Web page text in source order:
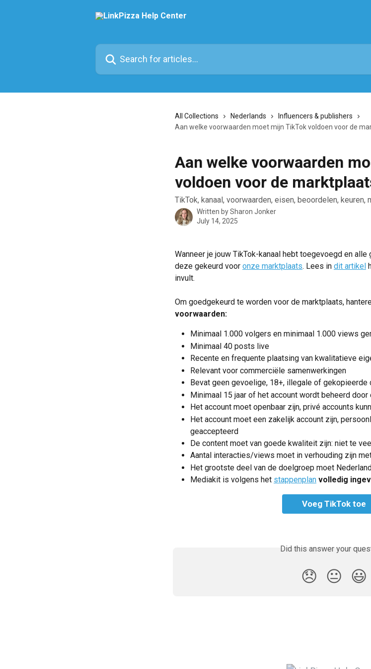
Search for articles...
All Collections Nederlands
Influencers & publishers
Aan welke voorwaarden moet mijn TikTok voldoen voor de
Aan welke voorwaarden
voldoen voor de
TikTok, kanaal, voorwaarden, eisen, beoordelen, keuren,
Written bySharon Jonker
July 14, 2025
Wanneer je jouw TikTok-kanaal hebt toegevoegd en
deze gekeurd voor onze marktplaats. Lees in dit artikel
invult.
Om goedgekeurd te worden voor de marktplaats,
voorwaarden:
Minimaal 1.000 volgers en minimaal 1.000 views
Minimaal 40 posts live
Recente en frequente plaatsing van kwalitatieve
Relevant voor commerciële samenwerkingen
Bevat geen gevoelige, 18+, illegale of gekopieerde
Minimaal 15 jaar of het account wordt beheerd
Het account moet openbaar zijn, privé accounts
Het account moet een zakelijk account zijn,
geaccepteerd
De content moet van goede kwaliteit zijn: niet te
Aantal interacties/views moet in verhouding zijn
Het grootste deel van de doelgroep moet
Mediakit is volgens het stappenplan volledig
Voeg TikTok toe
Did this answer your
😞 😐 😃